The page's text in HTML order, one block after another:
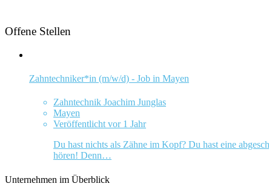
Offene Stellen
Zahntechniker*in (m/w/d) - Job in Mayen
Zahntechnik Joachim Junglas
Mayen
Veröffentlicht vor 1 Jahr
Du hast nichts als Zähne im Kopf? Du hast eine
hören! Denn…
Unternehmen im Überblick